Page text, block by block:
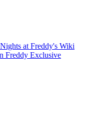
at Freddy's Wiki
Freddy Exclusive